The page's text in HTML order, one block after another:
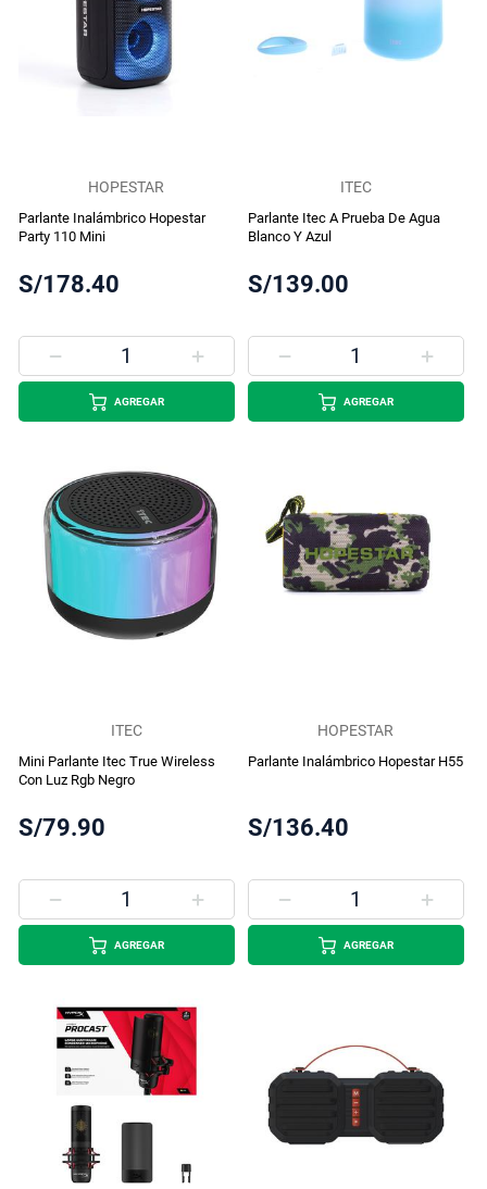
HOPESTAR
Parlante Inalámbrico Hopestar
Party 110 Mini
S/178.40
AGREGAR
ITEC
Parlante Itec A Prueba De Agua
Blanco Y Azul
S/139.00
AGREGAR
ITEC
Mini Parlante Itec True Wireless
Con Luz Rgb Negro
S/79.90
AGREGAR
HOPESTAR
Parlante Inalámbrico Hopestar H55
S/136.40
AGREGAR